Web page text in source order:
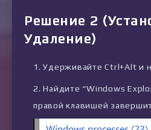
Решение 2
Удаление)
Удерживайте Ctrl+Alt и
Найдите “Windows
правой клавишей